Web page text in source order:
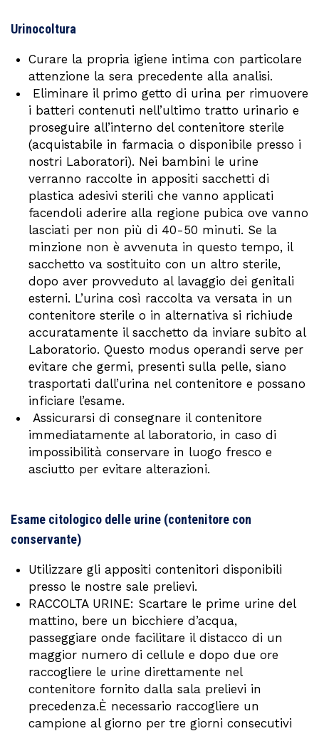
Urinocoltura
Curare la propria igiene intima con particolare
attenzione la sera precedente alla analisi.
Eliminare il primo getto di urina per rimuovere
i batteri contenuti nell’ultimo tratto urinario e
proseguire all’interno del contenitore sterile
(acquistabile in farmacia o disponibile presso i
nostri Laboratori). Nei bambini le urine
verranno raccolte in appositi sacchetti di
plastica adesivi sterili che vanno applicati
facendoli aderire alla regione pubica ove vanno
lasciati per non più di 40-50 minuti. Se la
minzione non è avvenuta in questo tempo, il
sacchetto va sostituito con un altro sterile,
dopo aver provveduto al lavaggio dei genitali
esterni. L’urina così raccolta va versata in un
contenitore sterile o in alternativa si richiude
accuratamente il sacchetto da inviare subito al
Laboratorio. Questo modus operandi serve per
evitare che germi, presenti sulla pelle, siano
trasportati dall’urina nel contenitore e possano
inficiare l’esame.
Assicurarsi di consegnare il contenitore
immediatamente al laboratorio, in caso di
impossibilità conservare in luogo fresco e
asciutto per evitare alterazioni.
Esame citologico delle urine (contenitore con
conservante)
Utilizzare gli appositi contenitori disponibili
presso le nostre sale prelievi.
RACCOLTA URINE: Scartare le prime urine del
mattino, bere un bicchiere d’acqua,
passeggiare onde facilitare il distacco di un
maggior numero di cellule e dopo due ore
raccogliere le urine direttamente nel
contenitore fornito dalla sala prelievi in
precedenza.È necessario raccogliere un
campione al giorno per tre giorni consecutivi